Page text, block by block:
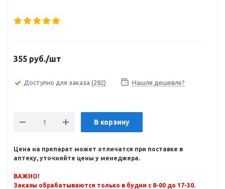
355 руб./шт
Доступно для заказа (282) Нашли дешевле?
В корзину
Цена на препарат может отличатся при поставке в
аптеку, уточняйте цены у менеджера.
ВАЖНО!
Заказы обрабатываются только в будни с 8-00 до 17-30.